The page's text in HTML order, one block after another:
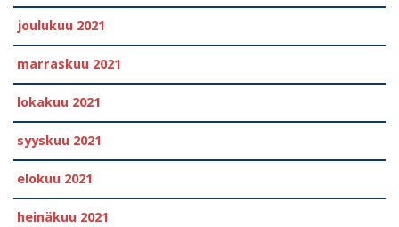
joulukuu 2021
marraskuu 2021
lokakuu 2021
syyskuu 2021
elokuu 2021
heinäkuu 2021